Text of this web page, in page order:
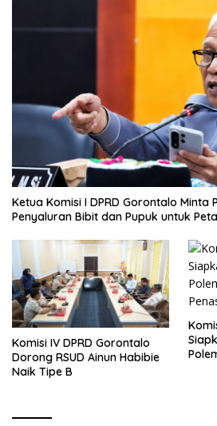
Ketua Komisi I DPRD Gorontalo Minta
Penyaluran Bibit dan Pupuk untuk
Komisi IV DPRD Gorontalo
Dorong RSUD Ainun Habibie
Naik Tipe B